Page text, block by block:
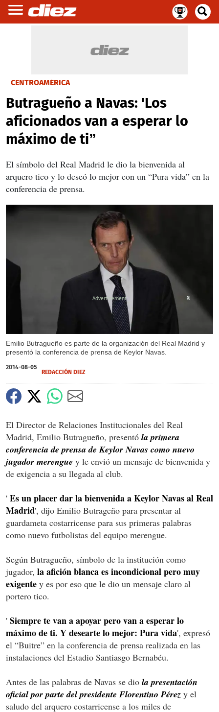
CENTROAMÉRICA
Butragueño a Navas: 'Los
aficionados van a esperar lo
máximo de ti”
El símbolo del Real Madrid le dio la bienvenida al
arquero tico y lo deseó lo mejor con un “Pura vida” en la
conferencia de prensa.
Emilio Butragueño es parte de la organización del Real Madrid y
presentó la conferencia de prensa de Keylor Navas.
X
2014-08-05
REDACCIÓN DIEZ
El Director de Relaciones Institucionales del Real
Madrid, Emilio Butragueño, presentó la primera
conferencia de prensa de Keylor Navas como nuevo
jugador merengue y le envió un mensaje de bienvenida y
de exigencia a su llegada al club.
' Es un placer dar la bienvenida a Keylor Navas al Real
Madrid', dijo Emilio Butrageño para presentar al
guardameta costarricense para sus primeras palabras
como nuevo futbolistas del equipo merengue.
Según Butragueño, símbolo de la institución como
jugador, la afición blanca es incondicional pero muy
exigente y es por eso que le dio un mensaje claro al
portero tico.
' Siempre te van a apoyar pero van a esperar lo
máximo de ti. Y desearte lo mejor: Pura vida', expresó
el “Buitre” en la conferencia de prensa realizada en las
instalaciones del Estadio Santiasgo Bernabéu.
Antes de las palabras de Navas se dio la presentación
oficial por parte del presidente Florentino Pérez y el
saludo del arquero costarricense a los miles de